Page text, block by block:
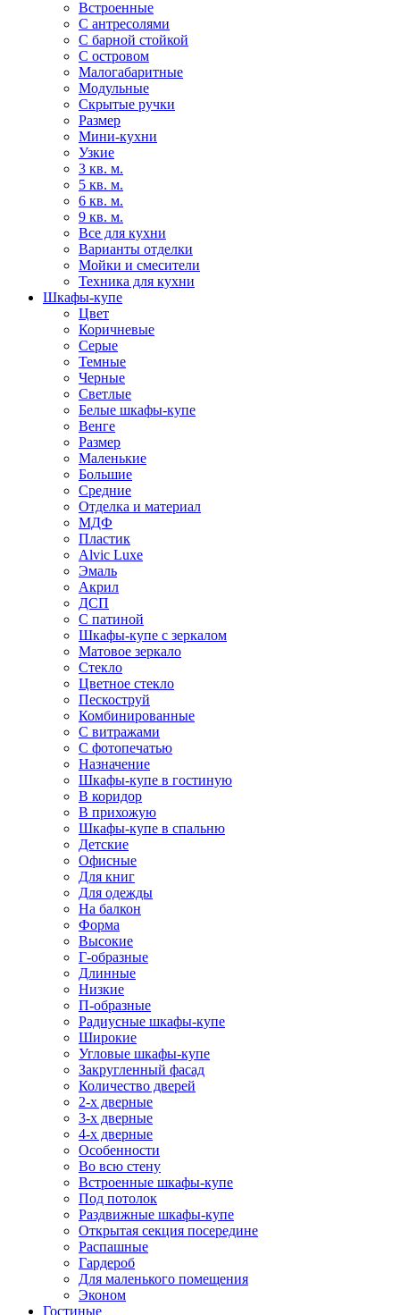
Встроенные
С антресолями
С барной стойкой
С островом
Малогабаритные
Модульные
Скрытые ручки
Размер
Мини-кухни
Узкие
3 кв. м.
5 кв. м.
6 кв. м.
9 кв. м.
Все для кухни
Варианты отделки
Мойки и смесители
Техника для кухни
Шкафы-купе
Цвет
Коричневые
Серые
Темные
Черные
Светлые
Белые шкафы-купе
Венге
Размер
Маленькие
Большие
Средние
Отделка и материал
МДФ
Пластик
Alvic Luxe
Эмаль
Акрил
ДСП
С патиной
Шкафы-купе с зеркалом
Матовое зеркало
Стекло
Цветное стекло
Пескоструй
Комбинированные
С витражами
С фотопечатью
Назначение
Шкафы-купе в гостиную
В коридор
В прихожую
Шкафы-купе в спальню
Детские
Офисные
Для книг
Для одежды
На балкон
Форма
Высокие
Г-образные
Длинные
Низкие
П-образные
Радиусные шкафы-купе
Широкие
Угловые шкафы-купе
Закругленный фасад
Количество дверей
2-х дверные
3-х дверные
4-х дверные
Особенности
Во всю стену
Встроенные шкафы-купе
Под потолок
Раздвижные шкафы-купе
Открытая секция посередине
Распашные
Гардероб
Для маленького помещения
Эконом
Гостиные